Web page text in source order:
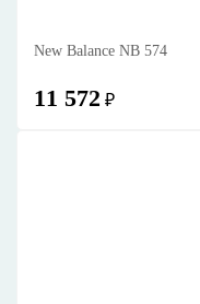
New Balance NB 574
11 572 ₽